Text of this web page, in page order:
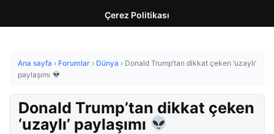
Çerez Politikası
Ana sayfa › Forumlar › Dünya › Donald Trump’tan dikkat çeken ‘uzaylı’
paylaşımı
Donald Trump’tan dikkat çeken
‘uzaylı’ paylaşımı